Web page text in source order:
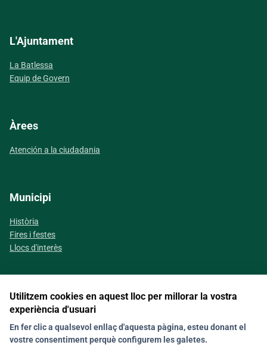
L'Ajuntament
La Batlessa
Equip de Govern
Àrees
Atención a la ciudadania
Municipi
Història
Fires i festes
Llocs d'interès
Segueix-nos a les xarxes socials
Utilitzem cookies en aquest lloc per millorar la vostra
experiència d'usuari
En fer clic a qualsevol enllaç d'aquesta pàgina, esteu donant el
vostre consentiment perquè configurem les galetes.